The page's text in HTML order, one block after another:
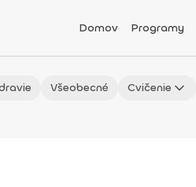
Domov Programy
Všeobecné Cvičenie